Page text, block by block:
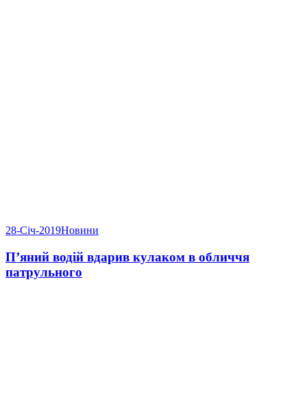
28-Січ-2019Новини
П’яний водій вдарив кулаком в обличчя
патрульного